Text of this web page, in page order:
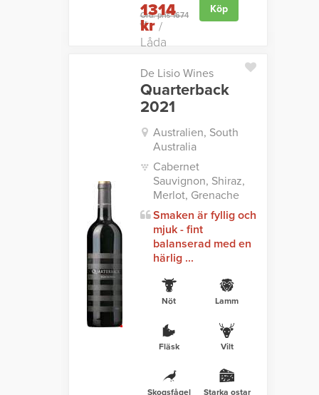
Ord. pris 1674
kr
1314
kr/
Låda
Köp
De Lisio Wines
Quarterback
2021
Australien, South
Australia
Cabernet
Sauvignon, Shiraz,
Merlot, Grenache
Smaken är fyllig och
mjuk - fint
balanserad med en
härlig ...
Nöt Lamm
Fläsk Vilt
Skogsfågel Starka ostar